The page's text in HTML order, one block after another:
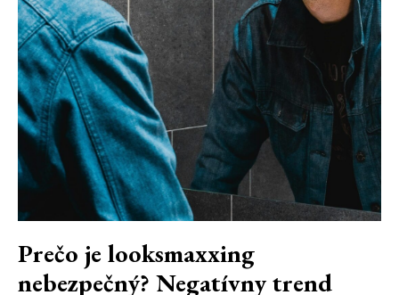
Prečo je looksmaxxing
nebezpečný? Negatívny trend